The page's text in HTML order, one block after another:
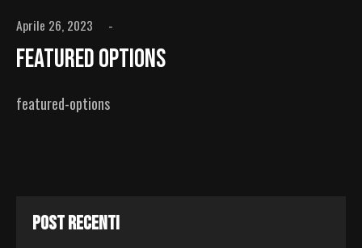
Aprile 26, 2023
Featured Options
featured-options
POST RECENTI